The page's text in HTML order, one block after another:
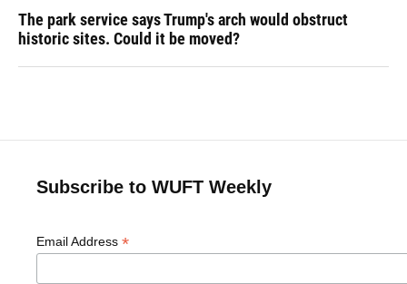
The park service says Trump's arch would obstruct
historic sites. Could it be moved?
Subscribe to WUFT Weekly
Email Address *